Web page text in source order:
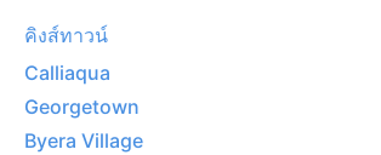
คิงส์ทาวน์
Calliaqua
Georgetown
Byera Village